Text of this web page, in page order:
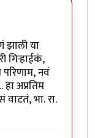
झाली या
गिऱ्हाईकं,
नवं
हा अप्रतिम
वाटतं, भा. रा.